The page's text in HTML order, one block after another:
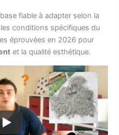
fiable à adapter selon la
conditions spécifiques du
éprouvées en 2026 pour
et la qualité esthétique.